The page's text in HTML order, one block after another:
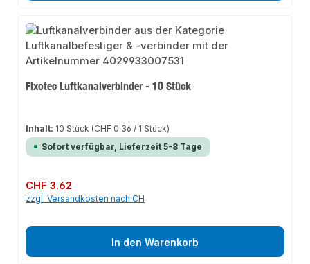
Fixotec Luftkanalverbinder - 10 Stück
Inhalt: 10 Stück (CHF 0.36 / 1 Stück)
Sofort verfügbar, Lieferzeit 5-8 Tage
Regulärer Preis:
CHF 3.62
zzgl. Versandkosten nach CH
In den Warenkorb